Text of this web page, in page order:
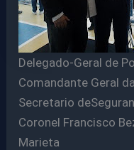
Delegado-Geral de
Comandante Geral
Secretario
Coronel Francisco
Marieta